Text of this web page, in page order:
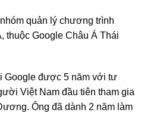
quản lý chương trình
thuộc Google Châu Á Thái
Google được 5 năm với tư
Việt Nam đầu tiên tham gia
Ông đã dành 2 năm làm